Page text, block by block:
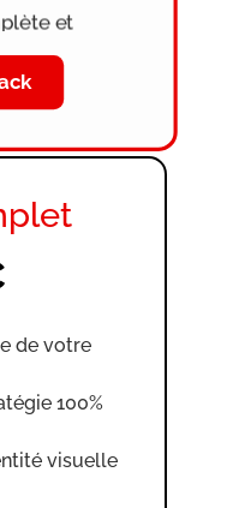
et
ordinateur
du
à vendre
la
de votre
100%
visuelle